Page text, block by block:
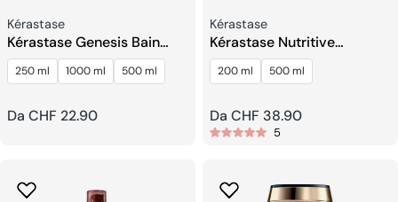
Venditore:
Kérastase
Kérastase Genesis Bain
Hydra Fortifiant Shampoo
250 ml 1000 ml 500 ml
Prezzo
Da CHF 22.90
Venditore:
Kérastase
Kérastase Nutritive
Masquintense Maschera
Capelli
200 ml 500 ml
Prezzo
regolare
Da CHF 38.90
5